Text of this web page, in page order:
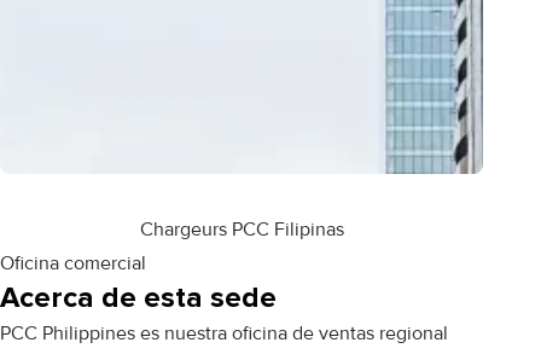
Chargeurs PCC Filipinas
Oficina comercial
Acerca de esta sede
PCC Philippines es nuestra oficina de ventas regional